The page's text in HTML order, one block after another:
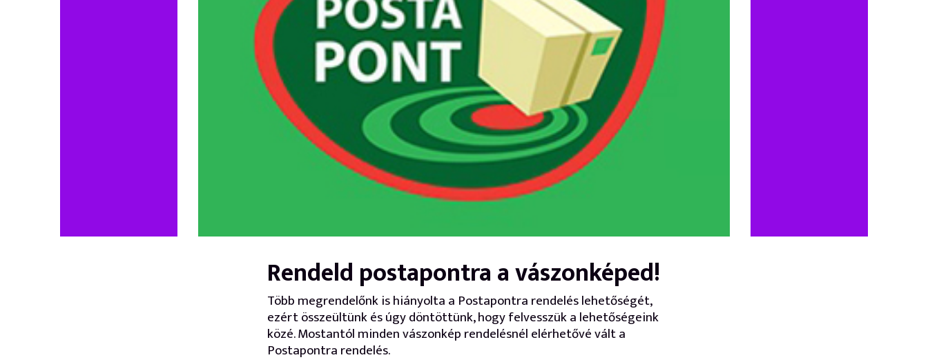
Rendeld postapontra a vászonképed!
Több megrendelőnk is hiányolta a Postapontra rendelés lehetőségét,
ezért összeültünk és úgy döntöttünk, hogy felvesszük a lehetőségeink
közé. Mostantól minden vászonkép rendelésnél elérhetővé vált a
Postapontra rendelés.